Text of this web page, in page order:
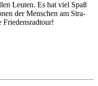
Leu­ten. Es hat viel Spaß
der Men­schen am Stra­
Frie­dens­rad­tour!